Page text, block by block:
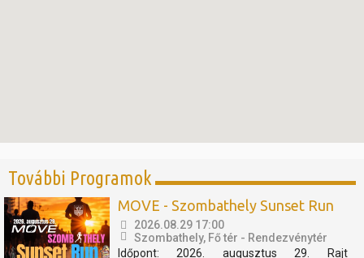
További Programok
MOVE - Szombathely Sunset Run
2026.08.29 17:00
Szombathely, Fő tér - Rendezvénytér
Időpont: 2026. augusztus 29. Rajt